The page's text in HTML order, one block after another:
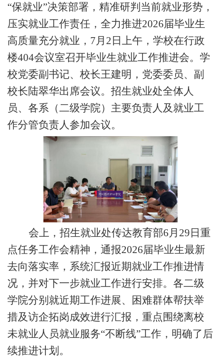
“保就业”决策部署，精准研判当前就业形势，
压实就业工作责任，全力推进2026届毕业生
高质量充分就业， 7 月 2 日上午， 学校在行政
楼404会议室召开毕业生就业工作推进会。学
校党委副书记、校长王建明，党委委员、副
校长陆翠华出席会议。 招生就业处全体人
员、各系（二级学院） 主要负责人及就业工
作分管负责人参加会议。
会上，招生就业处传达教育部6月29日重
点任务工作会精神 ， 通报2026届毕业生最新
去向落实率，系统汇报近期就业工作推进情
况， 并对下一步就业工作进行安排。 各二级
学院分别就近期工作进展、困难群体帮扶举
措及访企拓岗成效进行汇报，重点围绕离校
未就业人员就业服务“不断线”工作，明确了后
续推进计划。